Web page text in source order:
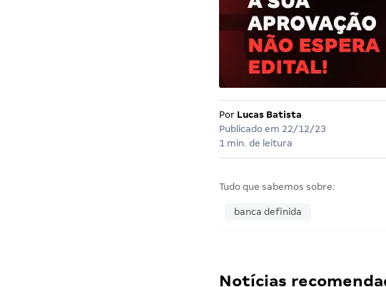
Por Lucas Batista
Publicado em 22/12/23
1 min. de leitura
Tudo que sabemos sobre:
banca definida
Notícias